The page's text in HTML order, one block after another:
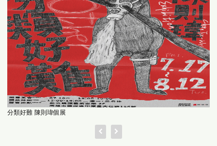
分類好難 陳則瑋個展